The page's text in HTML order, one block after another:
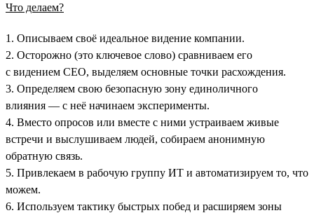
Что делаем?
1. Описываем своё идеальное видение компании.
2. Осторожно (это ключевое слово) сравниваем его
с видением СЕО, выделяем основные точки расхождения.
3. Определяем свою безопасную зону единоличного
влияния — с неё начинаем эксперименты.
4. Вместо опросов или вместе с ними устраиваем живые
встречи и выслушиваем людей, собираем анонимную
обратную связь.
5. Привлекаем в рабочую группу ИТ и автоматизируем то, что
можем.
6. Используем тактику быстрых побед и расширяем зоны